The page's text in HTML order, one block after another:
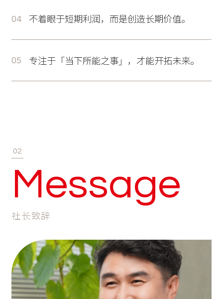
不着眼于短期利润，而是创造长期价值。
专注于「当下所能之事」，才能开拓未来。
02
Message
社长致辞